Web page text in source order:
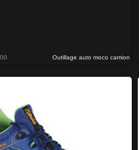
Outillage auto moco camion